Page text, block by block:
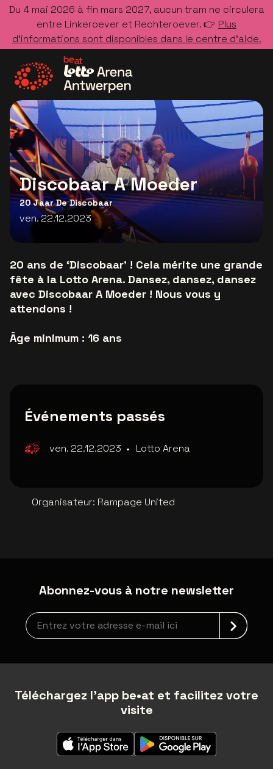
Du 4 mai 2026 à fin mars 2027, aucun tram ne circulera
entre Linkeroever et Rechteroever. 👉 Plus
d’informations sont disponibles dans le centre d’aide.
Allez à la page d'accueil
Discobaar A Moeder
20 Jaar De Discobaar
ven. 22.12.2023
20 ans de ‘Discobaar’ ! Cela mérite une grande
fête à la Lotto Arena. Dansez, dansez, dansez
avec Discobaar A Moeder ! Nous vous y
attendons !
Âge minimum : 16 ans
Événements passés
ven. 22.12.2023 • Lotto Arena
Organisateur: Rampage United
Abonnez-vous à notre newsletter
Inscription à la newsletter
Téléchargez l'app be•at et facilitez votre
visite